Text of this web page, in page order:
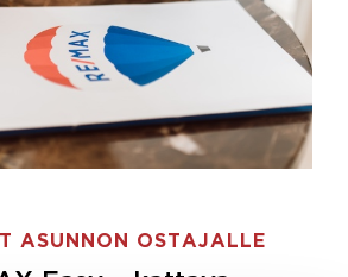
ASUNNON OSTAJALLE